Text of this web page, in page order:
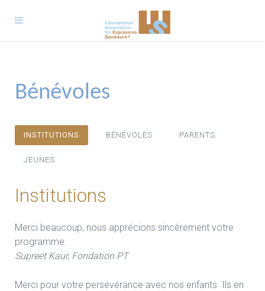
Bénévoles
INSTITUTIONS BÉNÉVOLES PARENTS
JEUNES
Institutions
Merci beaucoup, nous apprécions sincèrement votre
programme.
Supreet Kaur, Fondation PT
Merci pour votre persévérance avec nos enfants. Ils en